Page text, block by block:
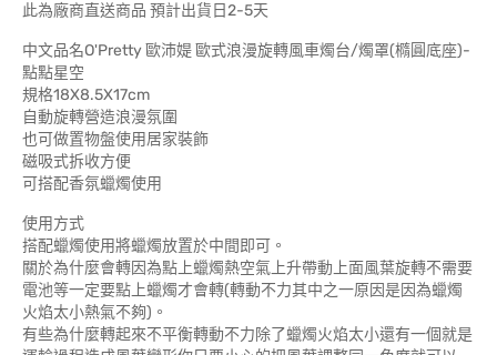
此為廠商直送商品 預計出貨日2-5天
中文品名O'Pretty 歐沛媞 歐式浪漫旋轉風車燭台/燭罩(橢圓底座)-
點點星空
規格18X8.5X17cm
自動旋轉營造浪漫氛圍
也可做置物盤使用居家裝飾
磁吸式拆收方便
可搭配香氛蠟燭使用
使用方式
搭配蠟燭使用將蠟燭放置於中間即可。
關於為什麼會轉因為點上蠟燭熱空氣上升帶動上面風葉旋轉不需要
電池等一定要點上蠟燭才會轉(轉動不力其中之一原因是因為蠟燭
火焰太小熱氣不夠)。
有些為什麼轉起來不平衡轉動不力除了蠟燭火焰太小還有一個就是